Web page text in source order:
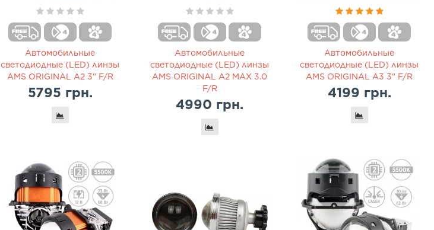
Автомобильные
светодиодные (LED) линзы
AMS ORIGINAL A2 3" F/R
5795 грн.
Автомобильные
светодиодные (LED) линзы
AMS ORIGINAL A2 MAX 3.0
F/R
4990 грн.
Автомобильные
светодиодные (LED) линзы
AMS ORIGINAL A3 3" F/R
4199 грн.